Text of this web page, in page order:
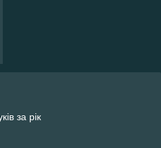
за рік